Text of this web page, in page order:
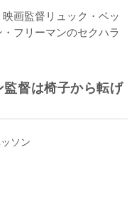
画監督リュック・ベッ
フリーマンのセクハラ
督は椅子から転げ